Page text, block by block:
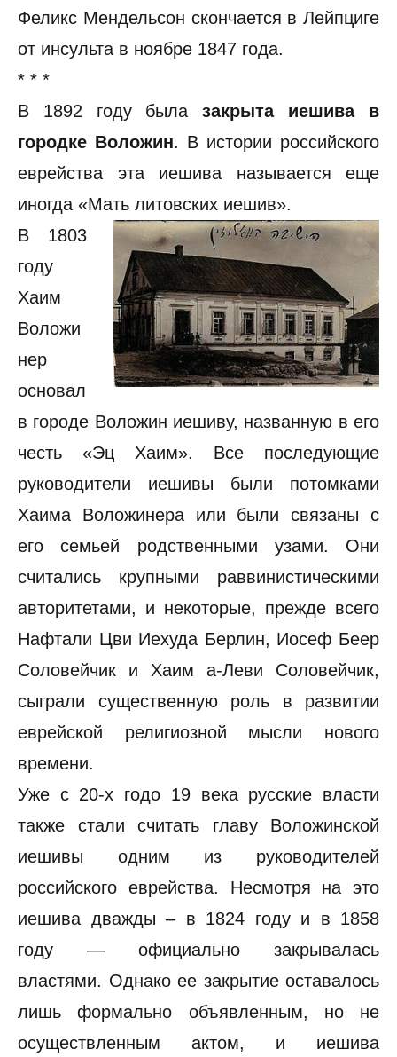
Феликс Мендельсон скончается в Лейпциге
от инсульта в ноябре 1847 года.
* * *
В 1892 году былазакрыта иешива в
городке Воложин. В истории российского
еврейства эта иешива называется еще
иногда «Мать литовских иешив».
В 1803
году
Хаим
Воложи
нер
основал
в городе Воложин иешиву, названную в его
честь «Эц Хаим». Все последующие
руководители иешивы были потомками
Хаима Воложинера или были связаны с
его семьей родственными узами. Они
считались крупными раввинистическими
авторитетами, и некоторые, прежде всего
Нафтали Цви Иехуда Берлин, Иосеф Беер
Соловейчик и Хаим а-Леви Соловейчик,
сыграли существенную роль в развитии
еврейской религиозной мысли нового
времени.
Уже с 20-х годо 19 века русские власти
также стали считать главу Воложинской
иешивы одним из руководителей
российского еврейства. Несмотря на это
иешива дважды – в 1824 году и в 1858
году — официально закрывалась
властями. Однако ее закрытие оставалось
лишь формально объявленным, но не
осуществленным актом, и иешива